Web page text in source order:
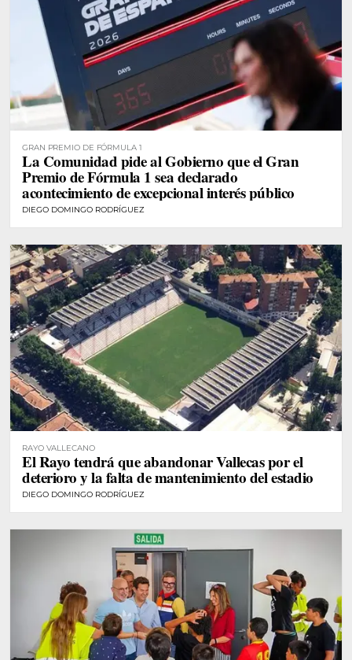
GRAN PREMIO DE FÓRMULA 1
La Comunidad pide al Gobierno que el Gran
Premio de Fórmula 1 sea declarado
acontecimiento de excepcional interés público
DIEGO DOMINGO RODRÍGUEZ
RAYO VALLECANO
El Rayo tendrá que abandonar Vallecas por el
deterioro y la falta de mantenimiento del estadio
DIEGO DOMINGO RODRÍGUEZ